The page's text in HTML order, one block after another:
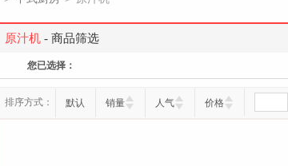
原汁机 - 商品筛选
您已选择：
排序方式： 默认 销量 人气 价格